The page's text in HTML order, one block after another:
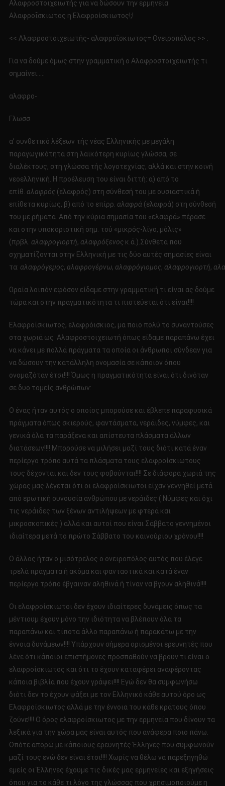
Αλαφροστοιχειωτής για να δώσουν την ερμηνεία
Αλαφροΐσκιωτος η Ελαφροίσκιωτος!;!
<< Αλαφροστοιχειωτής- αλαφροΐσκιωτος= Ονειροπόλος >> .
Για να δούμε όμως στην γραμματική ο Αλαφροστοιχειωτής τι
σημαίνει….:
αλαφρο-
Γλωσσ.
α’ συνθετικό λέξεων τής νέας Ελληνικής με μεγάλη
παραγωγικότητα στη λαϊκότερη κυρίως γλώσσα, σε
διαλέκτους, στη γλώσσα τής λογοτεχνίας, αλλά και στην κοινή
νεοελληνική. Η προέλευση του είναι διττή: α) από το
επίθ. αλαφρός(ελαφρός) στη σύνθεσή του με ουσιαστικά ή
επίθετα κυρίως, β) από το επίρρ. αλαφρά (ελαφρά) στη σύνθεσή
του με ρήματα. Από την κύρια σημασία του «ελαφρά» πέρασε
και στην υποκοριστική σημ. τού «μικρός-λίγο, μόλις»
(πρβλ. αλαφρογιορτή, αλαφρόξενοςκ.ά.).Σύνθετα που
σχηματίζονται στην Ελληνική με τις δύο αυτές σημασίες είναι
τα: αλαφρόγεμος, αλαφρογέρνω, αλαφρόγιομος, αλαφρογιορτή,
Ωραία λοιπόν εφόσον είδαμε στην γραμματική τι είναι ας δούμε
τώρα και στην πραγματικότητα τι πιστεύεται ότι είναι!!!!
Ελαφροίσκιωτος, ελαφρόισκιος, μα ποιο πολύ το συναντούσες
στα χωριά ως Αλαφροστοιχειωτή όπως είδαμε παραπάνω έχει
να κάνει με πολλά πράγματα τα οποία οι άνθρωποι σύνδεαν για
να δώσουν την κατάλληλη ονομασία σε κάποιον όπου
ονομαζόταν έτσι!!!! Όμως η πραγματικότητα είναι ότι δινόταν
σε δυο τομείς ανθρώπων:
Ο ένας ήταν αυτός ο οποίος μπορούσε και έβλεπε παραφυσικά
πράγματα όπως σκιερούς, φαντάσματα, νεράιδες, νύμφες, και
γενικά όλα τα παράξενα και απίστευτα πλάσματα άλλων
διατάσεων!!!! Μπορούσε να μιλήσει μαζί τους διότι κατά έναν
περίεργο τρόπο αυτά τα πλάσματα τους ελαφροίσκιωτους
τους δέχονται και δεν τους φοβούνται!!!! Σε διάφορα χωριά της
χώρας μας λέγεται ότι οι ελαφροίσκιωτοι είχαν γεννηθεί μετά
από ερωτική συνουσία ανθρώπου με νεράιδες ( Νύμφες και όχι
τις νεράιδες των ξένων αντιλήψεων με φτερά και
μικροσκοπικές ) αλλά και αυτοί που είναι Σάββατο γεννημένοι
ιδιαίτερα μετά το πρώτο Σάββατο του καινούριου χρόνου!!!!
Ο άλλος ήταν ο μισότρελος ο ονειροπόλος αυτός που έλεγε
τρελά πράγματα ή ακόμα και φανταστικά και κατά έναν
περίεργο τρόπο έβγαιναν αληθινά ή τίναν να βγουν αληθινά!!!!
Οι ελαφροίσκιωτοι δεν έχουν ιδιαίτερες δυνάμεις όπως τα
μέντιουμ έχουν μόνο την ιδιότητα να βλέπουν όλα τα
παραπάνω και τίποτα άλλο παραπάνω ή παρακάτω με την
έννοια δυνάμεων!!!! Υπάρχουν σήμερα ορισμένοι ερευνητές που
λένε ότι κάποιοι επιστήμονες προσπαθούν να βρουν τι είναι ο
ελαφροίσκιωτος και ότι το έχουν καταφέρει αναφέροντας
κάποια βιβλία που έχουν γράψει!!!! Εγώ δεν θα συμφωνήσω
διότι δεν το έχουν ψάξει με τον Ελληνικό κάθε αυτού όρο ως
Ελαφροίσκιωτος αλλά με την έννοια του κάθε κράτους όπου
ζούνε!!!! Ο όρος ελαφροίσκιωτος με την ερμηνεία που δίνουν τα
λεξικά για την χώρα μας είναι αυτός που ανάφερα ποιο πάνω.
Οπότε απορώ με κάποιους ερευνητές Έλληνες που συμφωνούν
μαζί τους ενώ δεν είναι έτσι!!!! Χωρίς να θέλω να παρεξηγηθώ
εμείς οι Έλληνες έχουμε τις δικές μας ερμηνείες και εξηγήσεις
όπου για το κάθε τι λόγο της γλώσσας που χρησιμοποιούμε η